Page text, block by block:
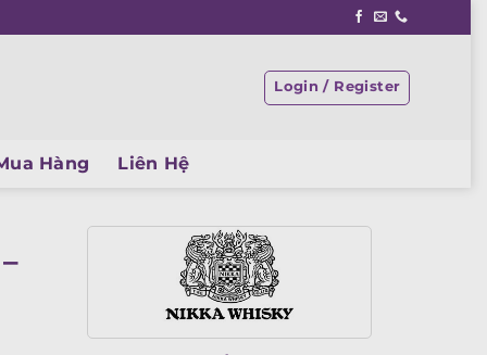
Login / Register
Hàng Liên Hệ